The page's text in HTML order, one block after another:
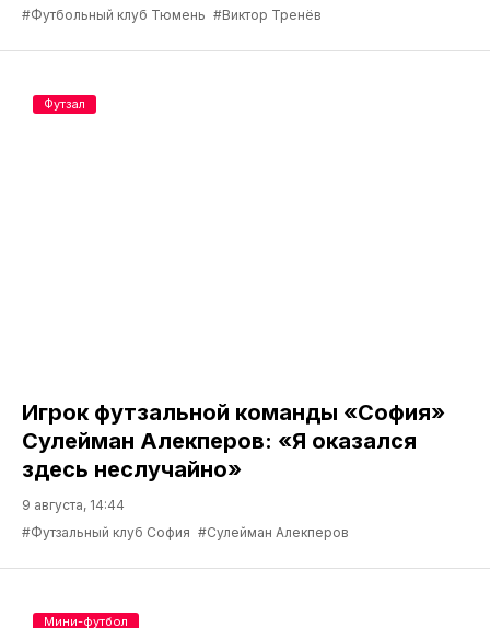
#Футбольный клуб Тюмень #Виктор Тренёв
Игрок футзальной команды «София»
Сулейман Алекперов: «Я оказался
здесь неслучайно»
9 августа, 14:44
#Футзальный клуб София #Сулейман Алекперов
Футзал
Мини-футбол